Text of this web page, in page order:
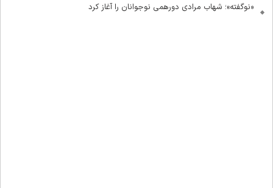
«نوگفته»؛ شهاب مرادی دورهمی نوجوانان را آغاز کرد